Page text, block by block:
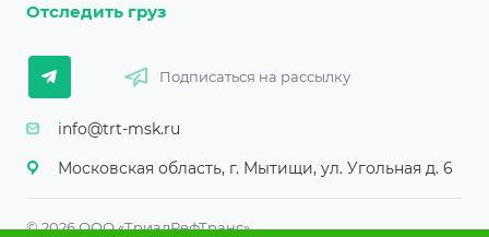
Отследить груз
Подписаться на рассылку
info@trt-msk.ru
Московская область, г. Мытищи, ул. Угольная д. 6
© 2026 ООО «ТриалРефТранс»